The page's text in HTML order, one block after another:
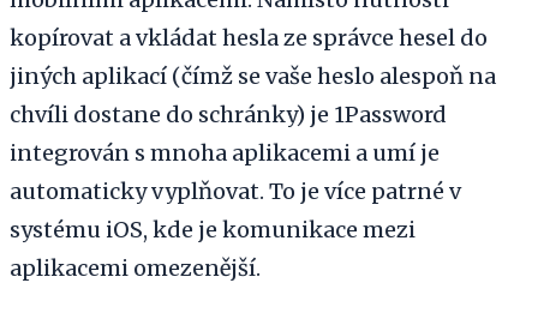
kopírovat a vkládat hesla ze správce hesel do
jiných aplikací (čímž se vaše heslo alespoň na
chvíli dostane do schránky) je 1Password
integrován s mnoha aplikacemi a umí je
automaticky vyplňovat. To je více patrné v
systému iOS, kde je komunikace mezi
aplikacemi omezenější.